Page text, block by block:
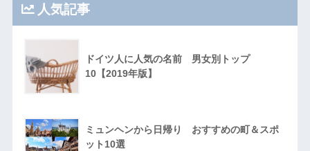
人気記事
ドイツ人に人気の名前 男女別トップ
10【2019年版】
ミュンヘンから日帰り おすすめの町＆スポ
ット10選